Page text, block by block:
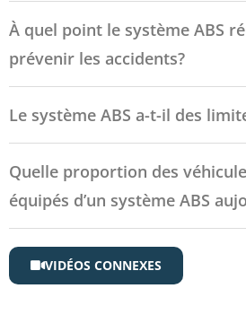
À quel point le système ABS
prévenir les accidents?
Le système ABS a-t-il des
Quelle proportion des
équipés d’un système ABS
VIDÉOS CONNEXES